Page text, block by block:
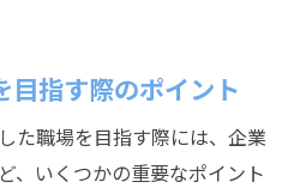
目指す際のポイント
た職場を目指す際には、企業
、いくつかの重要なポイント